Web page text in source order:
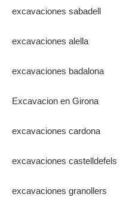
excavaciones sabadell
excavaciones alella
excavaciones badalona
Excavacion en Girona
excavaciones cardona
excavaciones castelldefels
excavaciones granollers